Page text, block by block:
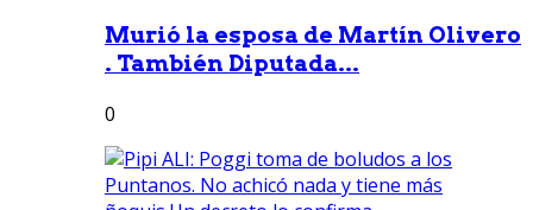
Murió la esposa de Martín Olivero
. También Diputada...
0